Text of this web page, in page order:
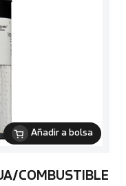
Añadir a bolsa
COMBUSTIBLE